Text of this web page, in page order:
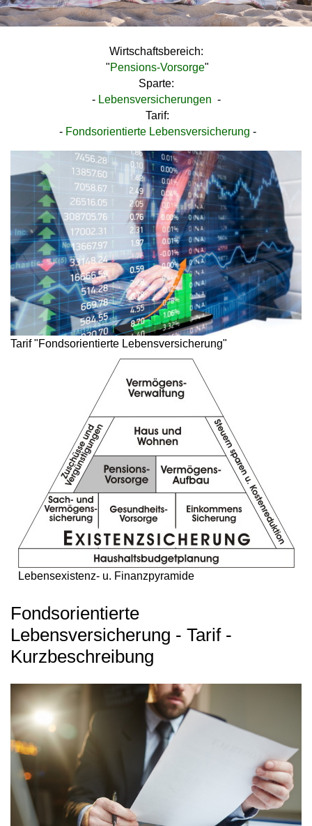
Wirtschaftsbereich:
"Pensions-Vorsorge"
Sparte:
- Lebensversicherungen -
Tarif:
- Fondsorientierte Lebensversicherung -
Tarif "Fondsorientierte Lebensversicherung"
Lebensexistenz- u. Finanzpyramide
Fondsorientierte
Lebensversicherung - Tarif -
Kurzbeschreibung